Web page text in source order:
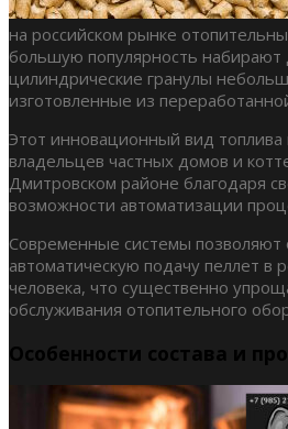
на российском рынке
большую популярность набирают
цилиндрические гранулы
изготовленные из
Этот инновационный вид топлива
владельцев частных домов и
Дмитровском районе благодаря
возможности автоматизации
Современные системы позволяют
автоматическую подачу пеллет в
человека, что существенно
обслуживания отопительного
Особенности состава и